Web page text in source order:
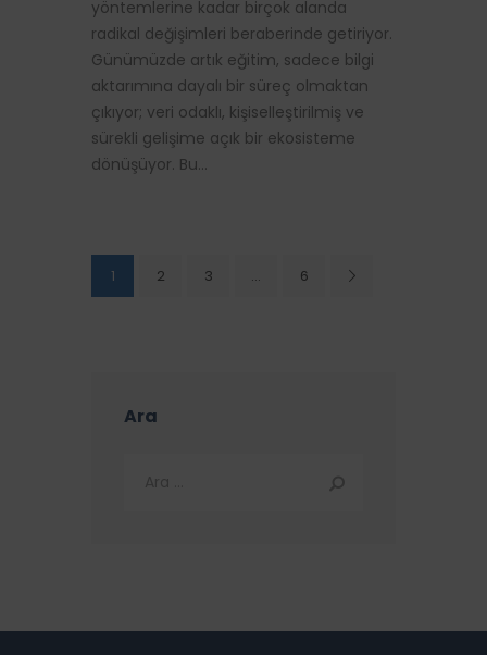
yöntemlerine kadar birçok alanda
radikal değişimleri beraberinde getiriyor.
Günümüzde artık eğitim, sadece bilgi
aktarımına dayalı bir süreç olmaktan
çıkıyor; veri odaklı, kişiselleştirilmiş ve
sürekli gelişime açık bir ekosisteme
dönüşüyor. Bu…
1 2 3 … 6
Ara